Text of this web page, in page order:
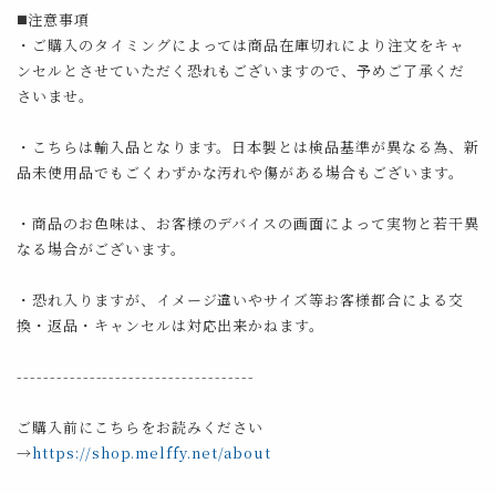
◼️注意事項
・ご購入のタイミングによっては商品在庫切れにより注文をキャ
ンセルとさせていただく恐れもございますので、予めご了承くだ
さいませ。
・こちらは輸入品となります。日本製とは検品基準が異なる為、新
品未使用品でもごくわずかな汚れや傷がある場合もございます。
・商品のお色味は、お客様のデバイスの画面によって実物と若干異
なる場合がございます。
・恐れ入りますが、イメージ違いやサイズ等お客様都合による交
換・返品・キャンセルは対応出来かねます。
------------------------------------
ご購入前にこちらをお読みください
→https://shop.melffy.net/about